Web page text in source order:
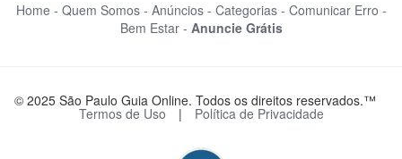
Home - Quem Somos - Anúncios - Categorias - Comunicar Erro -
Bem Estar - Anuncie Grátis
© 2025 São Paulo Guia Online. Todos os direitos reservados.™
Termos de Uso | Política de Privacidade